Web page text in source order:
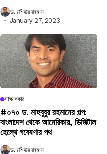
ড. মশিউর রহমান
January 27, 2023
সাক্ষাৎকার
#০৭০ ড. মাহবুবুর রহমানের গল্প:
বাংলাদেশ থেকে আমেরিকায়, ডিজিটাল
হেল্থে গবেষণার পথ
ড. মশিউর রহমান